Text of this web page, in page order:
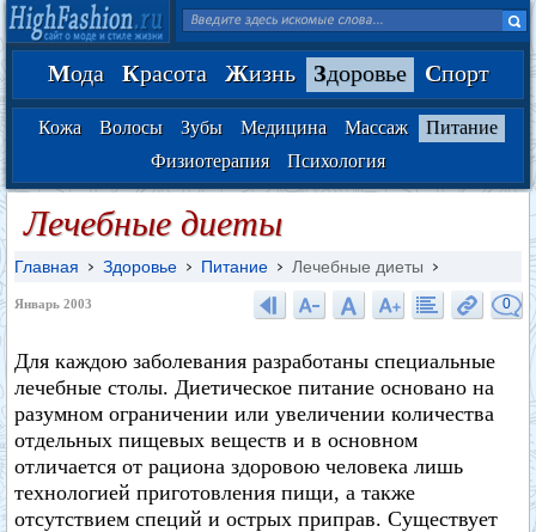
Мода Красота Жизнь Здоровье Спорт
Кожа Волосы Зубы Медицина Массаж
Питание
Физиотерапия
Психология
Лечебные диеты
Главная Здоровье Питание Лечебные диеты
Январь 2003 0
Для каждою заболевания разработаны специальные
лечебные столы. Диетическое питание основано на
разумном ограничении или увеличении количества
отдельных пищевых веществ и в основном
отличается от рациона здоровою человека лишь
технологией приготовления пищи, а также
отсутствием специй и острых приправ. Существует